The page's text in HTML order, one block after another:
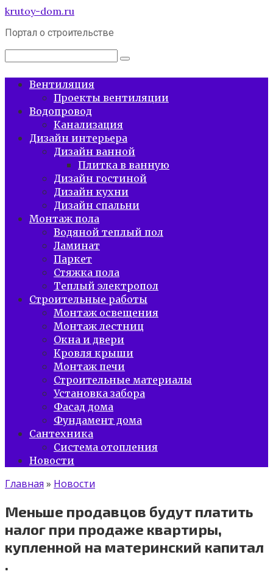
Перейти
контенту
krutoy-dom.ru
Портал о строительстве
Поиск:
Вентиляция
Проекты вентиляции
Водопровод
Канализация
Дизайн интерьера
Дизайн ванной
Плитка в ванную
Дизайн гостиной
Дизайн кухни
Дизайн спальни
Монтаж пола
Водяной теплый пол
Ламинат
Паркет
Стяжка пола
Теплый электропол
Строительные работы
Монтаж освещения
Монтаж лестниц
Окна и двери
Кровля крыши
Монтаж печи
Строительные материалы
Установка забора
Фасад дома
Фундамент дома
Сантехника
Система отопления
Новости
Главная » Новости
Меньше продавцов будут платить
налог при продаже квартиры,
купленной на материнский капитал
.